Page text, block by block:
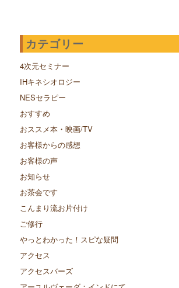
カテゴリー
4次元セミナー
IHキネシオロジー
NESセラピー
おすすめ
おススメ本・映画/TV
お客様からの感想
お客様の声
お知らせ
お茶会です
こんまり流お片付け
ご修行
やっとわかった！スピな疑問
アクセス
アクセスバーズ